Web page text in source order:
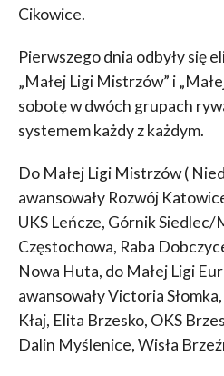
Cikowice.
Pierwszego dnia odbyły się
„Małej Ligi Mistrzów” i
sobotę w dwóch grupach
systemem każdy z każdym.
Do Małej Ligi Mistrzów (
awansowały Rozwój
UKS Leńcze, Górnik
Częstochowa, Raba
Nowa Huta, do Małej Ligi
awansowały Victoria
Kłaj, Elita Brzesko, OKS
Dalin Myślenice, Wisła